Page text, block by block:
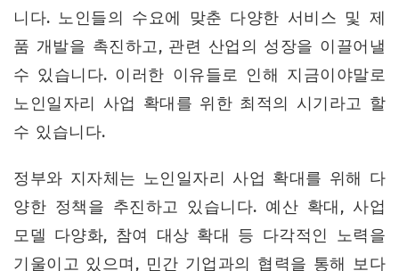
니다. 노인들의 수요에 맞춘 다양한 서비스 및 제
품 개발을 촉진하고, 관련 산업의 성장을 이끌어낼
수 있습니다. 이러한 이유들로 인해 지금이야말로
노인일자리 사업 확대를 위한 최적의 시기라고 할
수 있습니다.
정부와 지자체는 노인일자리 사업 확대를 위해 다
양한 정책을 추진하고 있습니다. 예산 확대, 사업
모델 다양화, 참여 대상 확대 등 다각적인 노력을
기울이고 있으며, 민간 기업과의 협력을 통해 보다